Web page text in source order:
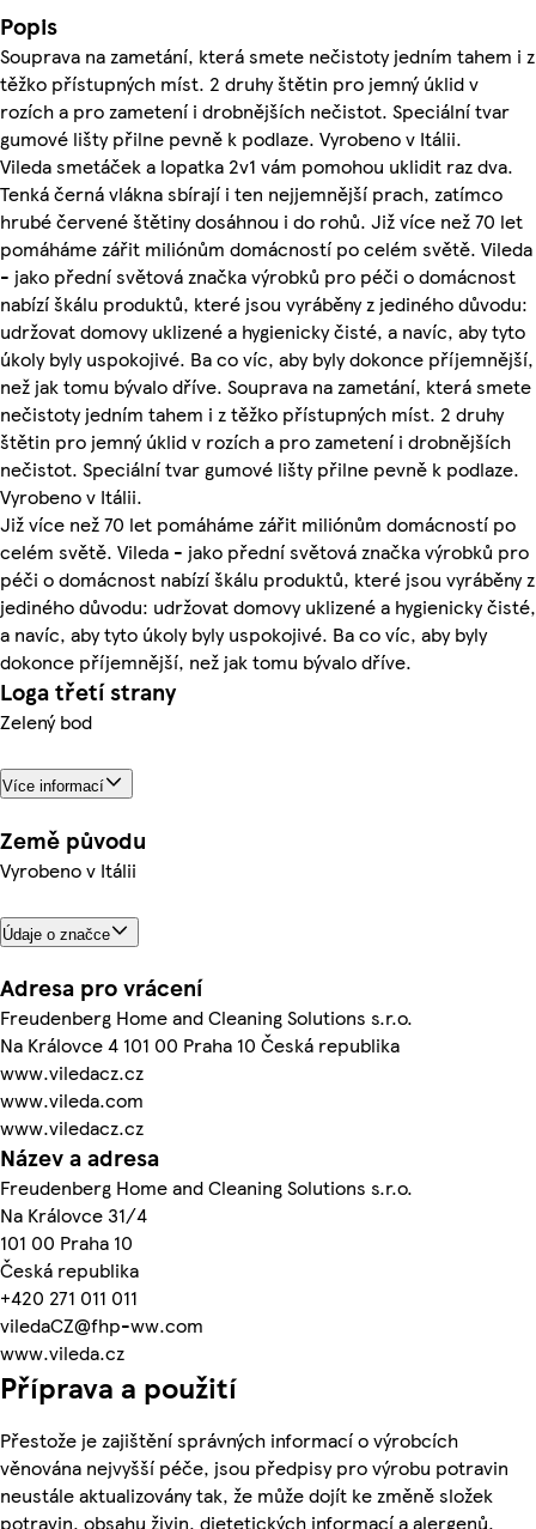
Popis
Souprava na zametání, která smete nečistoty jedním tahem i z
těžko přístupných míst. 2 druhy štětin pro jemný úklid v
rozích a pro zametení i drobnějších nečistot. Speciální tvar
gumové lišty přilne pevně k podlaze. Vyrobeno v Itálii.
Vileda smetáček a lopatka 2v1 vám pomohou uklidit raz dva.
Tenká černá vlákna sbírají i ten nejjemnější prach, zatímco
hrubé červené štětiny dosáhnou i do rohů. Již více než 70 let
pomáháme zářit miliónům domácností po celém světě. Vileda
- jako přední světová značka výrobků pro péči o domácnost
nabízí škálu produktů, které jsou vyráběny z jediného důvodu:
udržovat domovy uklizené a hygienicky čisté, a navíc, aby tyto
úkoly byly uspokojivé. Ba co víc, aby byly dokonce příjemnější,
než jak tomu bývalo dříve. Souprava na zametání, která smete
nečistoty jedním tahem i z těžko přístupných míst. 2 druhy
štětin pro jemný úklid v rozích a pro zametení i drobnějších
nečistot. Speciální tvar gumové lišty přilne pevně k podlaze.
Vyrobeno v Itálii.
Již více než 70 let pomáháme zářit miliónům domácností po
celém světě. Vileda - jako přední světová značka výrobků pro
péči o domácnost nabízí škálu produktů, které jsou vyráběny z
jediného důvodu: udržovat domovy uklizené a hygienicky čisté,
a navíc, aby tyto úkoly byly uspokojivé. Ba co víc, aby byly
dokonce příjemnější, než jak tomu bývalo dříve.
Loga třetí strany
Zelený bod
Více informací
Země původu
Vyrobeno v Itálii
Údaje o značce
Adresa pro vrácení
Freudenberg Home and Cleaning Solutions s.r.o.
Na Královce 4 101 00 Praha 10 Česká republika
www.viledacz.cz
www.vileda.com
www.viledacz.cz
Název a adresa
Freudenberg Home and Cleaning Solutions s.r.o.
Na Královce 31/4
101 00 Praha 10
Česká republika
+420 271 011 011
viledaCZ@fhp-ww.com
www.vileda.cz
Příprava a použití
Přestože je zajištění správných informací o výrobcích
věnována nejvyšší péče, jsou předpisy pro výrobu potravin
neustále aktualizovány tak, že může dojít ke změně složek
potravin, obsahu živin, dietetických informací a alergenů.